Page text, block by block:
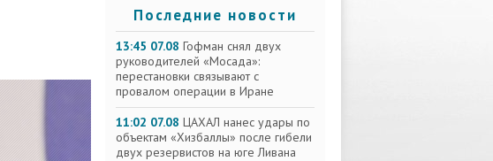
Последние новости
13:45 07.08 Гофман снял двух
руководителей «Мосада»:
перестановки связывают с
провалом операции в Иране
11:02 07.08 ЦАХАЛ нанес удары по
объектам «Хизбаллы» после гибели
двух резервистов на юге Ливана